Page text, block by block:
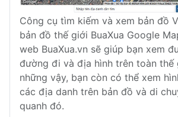
Công cụ tìm kiếm và xem bản đồ
bản đồ thế giới BuaXua Google
web BuaXua.vn sẽ giúp bạn xem
đường đi và địa hình trên toàn thế
những vậy, bạn còn có thể xem
các địa danh trên bản đồ và di
quanh đó.